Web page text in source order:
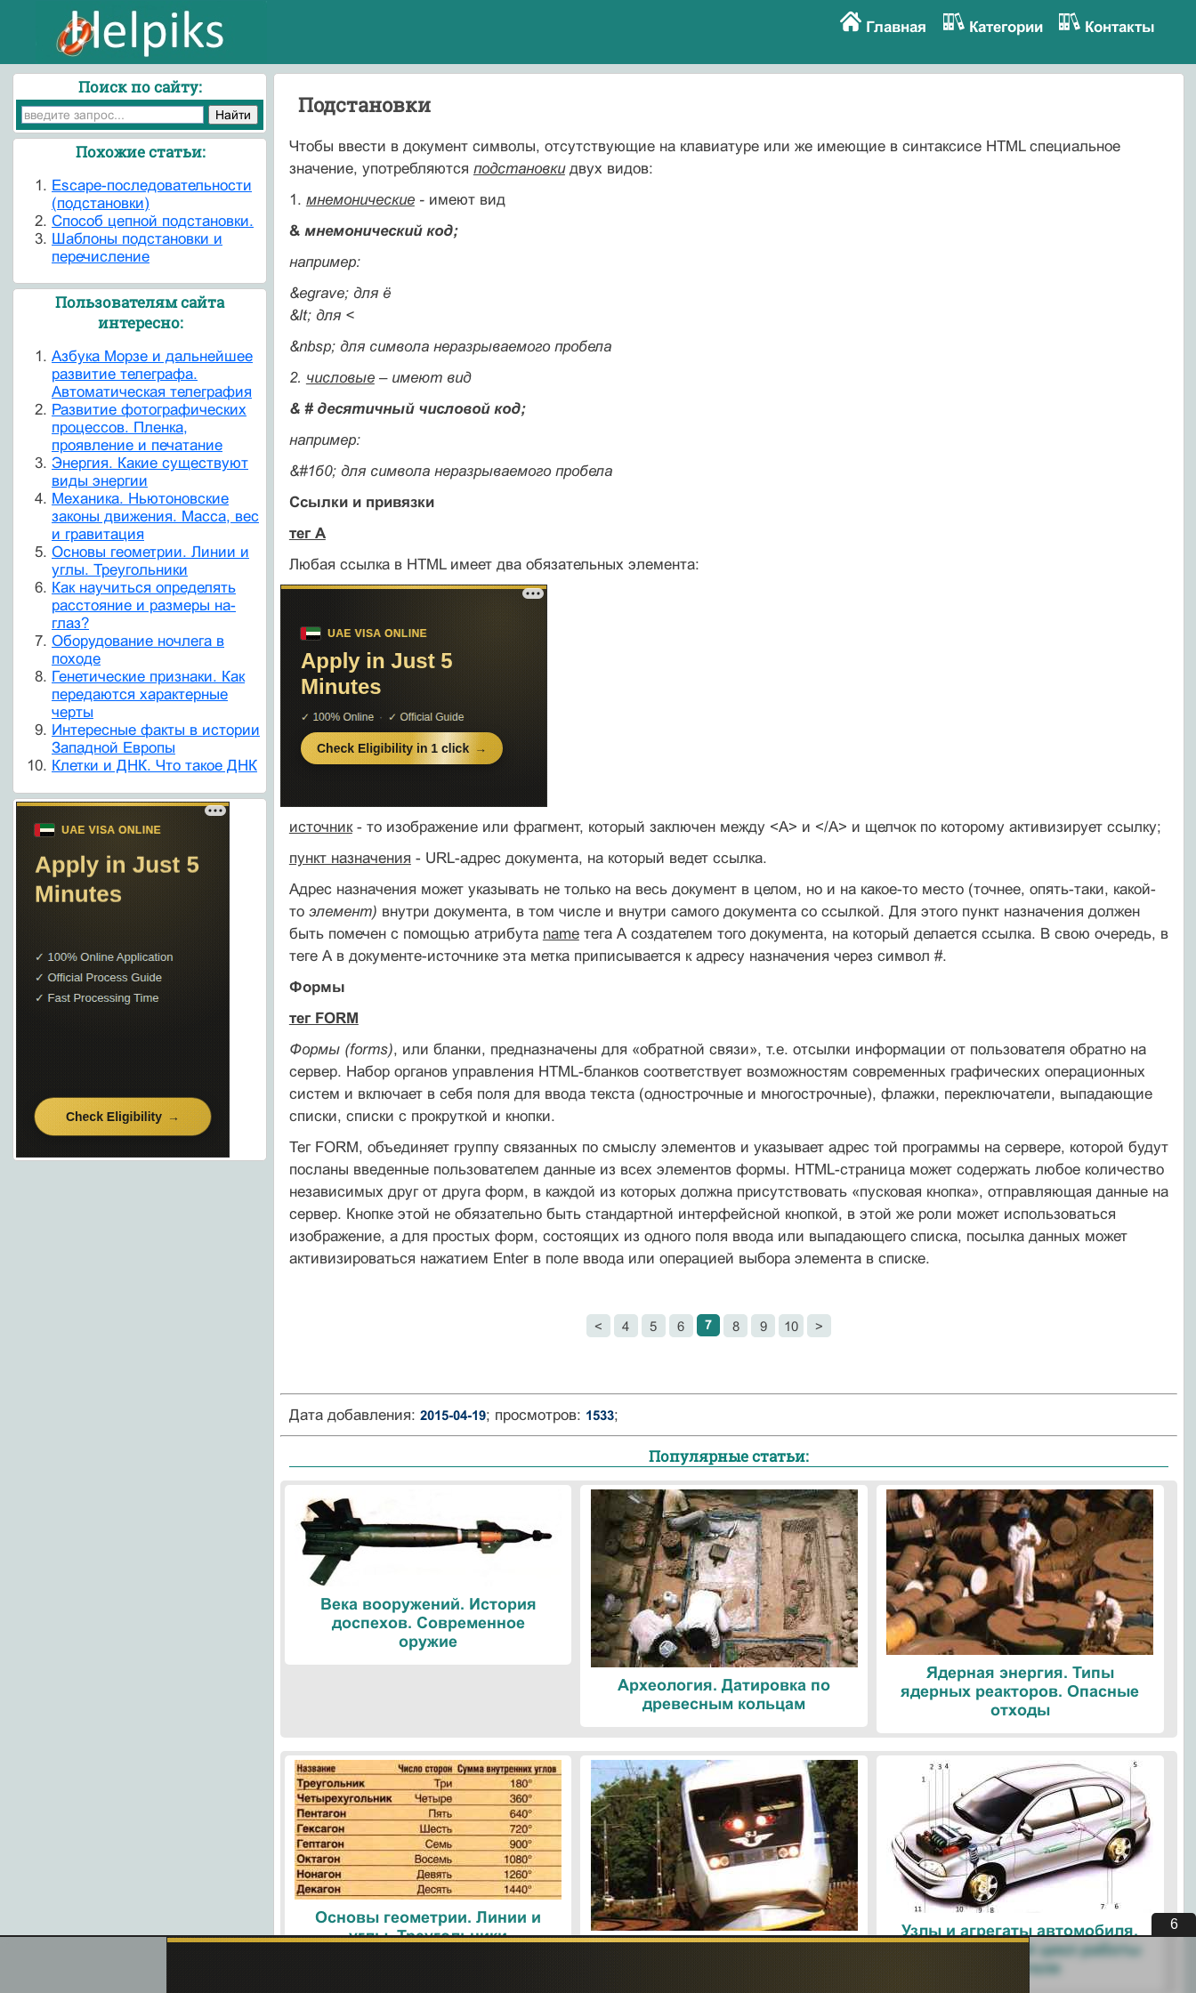
Главная Категории Контакты
Подстановки
Чтобы ввести в документ символы, от­сутствующие на клавиатуре или же имеющие в синтаксисе HTML специальное
значение, употребляются подстановки двух видов:
1. мнемонические- имеют вид
& мнемонический код;
например:
&egrave; для ё
&lt; для <
&nbsp; для символа неразрываемого пробела
2. числовые– имеют вид
& # десятичный числовой код;
например:
&#1б0; для символа неразрываемого пробела
Ссылки и привязки
тег А
Любая ссылка в HTML имеет два обязатель­ных элемента:
источник- то изображение или фрагмент, который заключен между <А> и </А> и щелчок по которо­му активизирует ссылку;
пункт назначения - URL-адрес документа, на который ведет ссылка.
Адрес назначения может указывать не только на весь документ в целом, но и на какое-то место (точнее, опять-таки, какой-
то элемент) внутри документа, в том числе и внутри самого документа со ссылкой. Для этого пункт назначения должен
быть помечен с помощью атрибута nameтега А создателем того документа, на который делается ссылка. В свою очередь, в
теге А в документе-источнике эта метка приписывается к адресу назначения через символ #.
Формы
тег FORM
Формы (forms), или бланки, предназначены для «обратной связи», т.е. отсылки информации от пользователя обратно на
сервер. Набор органов управления HTML-бланков соответ­ствует возможностям современных графических операци­онных
систем и включает в себя поля для ввода текста (однострочные и многострочные), флажки, переключатели, выпадающие
списки, списки с прокруткой и кнопки.
Тег FORM, объединяет группу связанных по смы­слу элементов и указывает адрес той программы на сервере, которой будут
посланы введенные пользователем данные из всех элементов формы. HTML-страница может содержать любое количество
независимых друг от друга форм, в каждой из которых должна присутствовать «пуско­вая кнопка», отправляющая данные на
сервер. Кнопке этой не обязательно быть стандартной интерфейсной кнопкой, в этой же роли может использоваться
изображение, а для простых форм, состоящих из одного поля ввода или выпа­дающего списка, посылка данных может
активизироваться нажатием Enter в поле ввода или операцией выбора элемента в списке.
< 4 5 6 7 8 9 10 >
Дата добавления: 2015-04-19; просмотров: 1533;
Популярные статьи:
Века вооружений. История
доспехов. Современное
оружие
Археология. Датировка по
древесным кольцам
Ядерная энергия. Типы
ядерных реакторов. Опасные
отходы
Основы геометрии. Линии и
углы. Треугольники
Поезда. Современные
Узлы и агрегаты автомобиля.
Четырехтактный цикл работы
двигателя
Поиск по сайту:
Похожие статьи:
Escape-последовательности
(подстановки)
Способ цепной подстановки.
Шаблоны подстановки и
перечисление
Пользователям сайта
интересно:
Азбука Морзе и дальнейшее
развитие телеграфа.
Автоматическая телеграфия
Развитие фотографических
процессов. Пленка,
проявление и печатание
Энергия. Какие существуют
виды энергии
Механика. Ньютоновские
законы движения. Масса, вес
и гравитация
Основы геометрии. Линии и
углы. Треугольники
Как научиться определять
расстояние и размеры на-
глаз?
Оборудование ночлега в
походе
Генетические признаки. Как
передаются характерные
черты
Интересные факты в истории
Западной Европы
Клетки и ДНК. Что такое ДНК
5